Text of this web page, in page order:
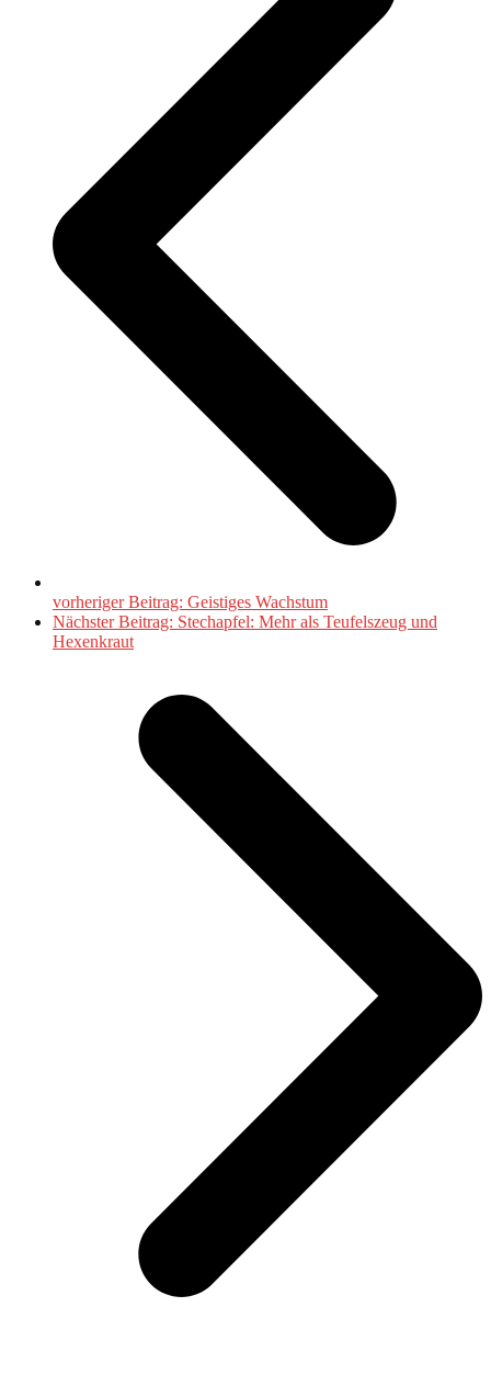
vorheriger Beitrag: Geistiges Wachstum
Nächster Beitrag: Stechapfel: Mehr als Teufelszeug und
Hexenkraut